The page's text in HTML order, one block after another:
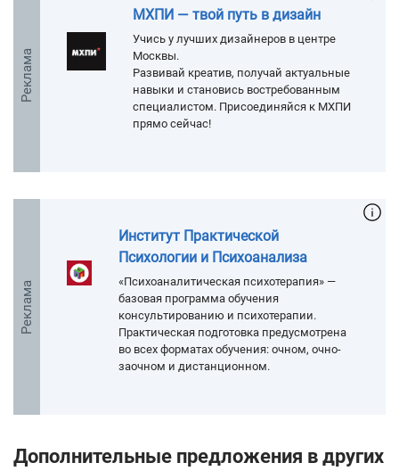
Реклама
МХПИ — твой путь в дизайн
Учись у лучших дизайнеров в центре
Москвы.
Развивай креатив, получай актуальные
навыки и становись востребованным
специалистом. Присоединяйся к МХПИ
прямо сейчас!
Реклама
Институт Практической
Психологии и Психоанализа
«Психоаналитическая психотерапия» —
базовая программа обучения
консультированию и психотерапии.
Практическая подготовка предусмотрена
во всех форматах обучения: очном, очно-
заочном и дистанционном.
Дополнительные предложения в других